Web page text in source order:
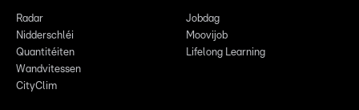
Radar
Nidderschléi
Quantitéiten
Wandvitessen
CityClim
Jobdag
Moovijob
Lifelong Learning